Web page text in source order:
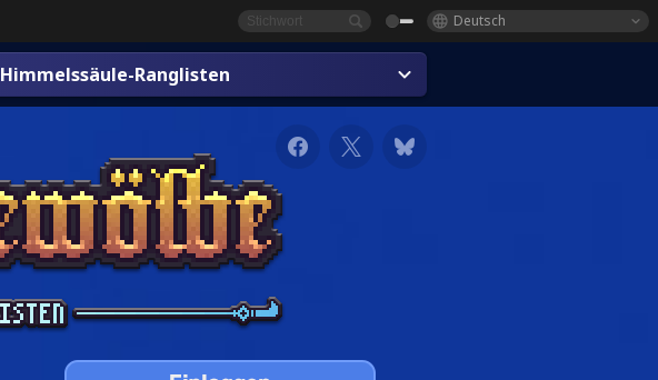
Deutsch
Himmelssäule-Ranglisten